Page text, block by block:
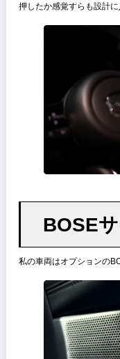
ドアヒンジ付近の造形